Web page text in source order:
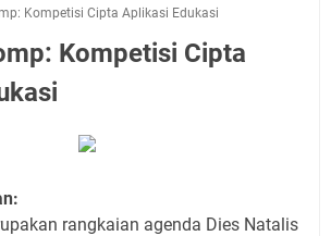
Kompetisi Cipta Aplikasi Edukasi
Kompetisi Cipta
rangkaian agenda Dies Natalis